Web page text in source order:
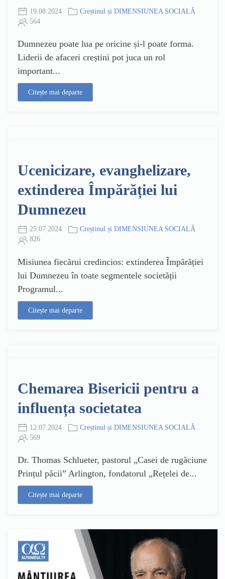
19.08.2024
Creștinul și DIMENSIUNEA SOCIALĂ
564
Dumnezeu poate lua pe oricine și-l poate forma.
Liderii de afaceri creștini pot juca un rol
important...
Citește mai departe
Ucenicizare, evanghelizare,
extinderea Împărăției lui
Dumnezeu
25.07.2024
Creștinul și DIMENSIUNEA SOCIALĂ
826
Misiunea fiecărui credincios: extinderea Împărăției
lui Dumnezeu în toate segmentele societății
Programul...
Citește mai departe
Chemarea Bisericii pentru a
influența societatea
12.07.2024
Creștinul și DIMENSIUNEA SOCIALĂ
569
Dr. Thomas Schlueter, pastorul „Casei de rugăciune
Prințul păcii” Arlington, fondatorul „Rețelei de...
Citește mai departe